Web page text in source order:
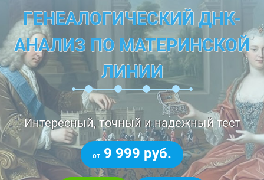
ГЕНЕАЛОГИЧЕСКИЙ ДНК-
АНАЛИЗ ПО МАТЕРИНСКОЙ
ЛИНИИ
Интересный, точный и надежный тест
от 9 999 руб.